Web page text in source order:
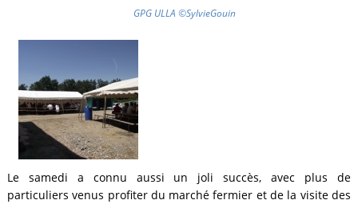
GPG ULLA ©SylvieGouin
Le samedi a connu aussi un joli succès, avec plus de
particuliers venus profiter du marché fermier et de la visite des